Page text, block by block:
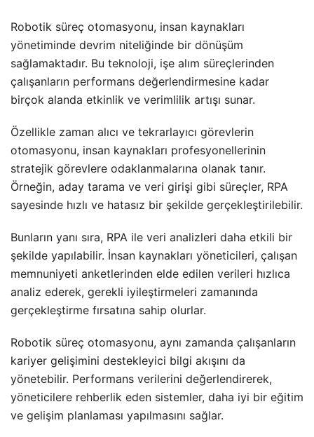
Robotik süreç otomasyonu, insan kaynakları
yönetiminde devrim niteliğinde bir dönüşüm
sağlamaktadır. Bu teknoloji, işe alım süreçlerinden
çalışanların performans değerlendirmesine kadar
birçok alanda etkinlik ve verimlilik artışı sunar.
Özellikle zaman alıcı ve tekrarlayıcı görevlerin
otomasyonu, insan kaynakları profesyonellerinin
stratejik görevlere odaklanmalarına olanak tanır.
Örneğin, aday tarama ve veri girişi gibi süreçler, RPA
sayesinde hızlı ve hatasız bir şekilde gerçekleştirilebilir.
Bunların yanı sıra, RPA ile veri analizleri daha etkili bir
şekilde yapılabilir. İnsan kaynakları yöneticileri, çalışan
memnuniyeti anketlerinden elde edilen verileri hızlıca
analiz ederek, gerekli iyileştirmeleri zamanında
gerçekleştirme fırsatına sahip olurlar.
Robotik süreç otomasyonu, aynı zamanda çalışanların
kariyer gelişimini destekleyici bilgi akışını da
yönetebilir. Performans verilerini değerlendirerek,
yöneticilere rehberlik eden sistemler, daha iyi bir eğitim
ve gelişim planlaması yapılmasını sağlar.